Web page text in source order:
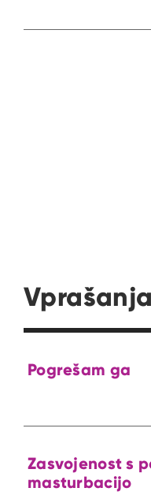
Pogrešam ga
Zasvojenost s
masturbacijo